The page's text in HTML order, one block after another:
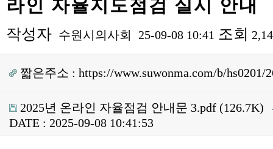
라인 자율지도점검 실시 안내
작성자 수원시의사회 25-09-08 10:41 조회
짧은주소 : https://www.suwonma.com/b/hs0201/
2025년 온라인 자율점검 안내문 3.pdf (126.7K)
DATE : 2025-09-08 10:41:53